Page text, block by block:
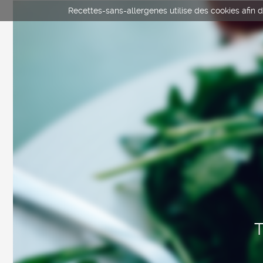
Recettes-sans-allergenes utilise des cookies afin